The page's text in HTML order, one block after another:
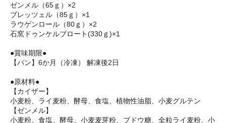
ゼンメル（65ｇ）×2
ブレッツェル（85ｇ）×1
ラウゲンロール（80ｇ）×2
石窯ドゥンケルブロート(330ｇ)×1
●賞味期限●
【パン】6か月（冷凍） 解凍後2日
●原材料●
【カイザー】
小麦粉、ライ麦粉、酵母、食塩、植物性油脂、小麦グルテン
【ゼンメル】
小麦粉、食塩、酵母、小麦麦芽粉、ブドウ糖、全粒ライ麦粉、小